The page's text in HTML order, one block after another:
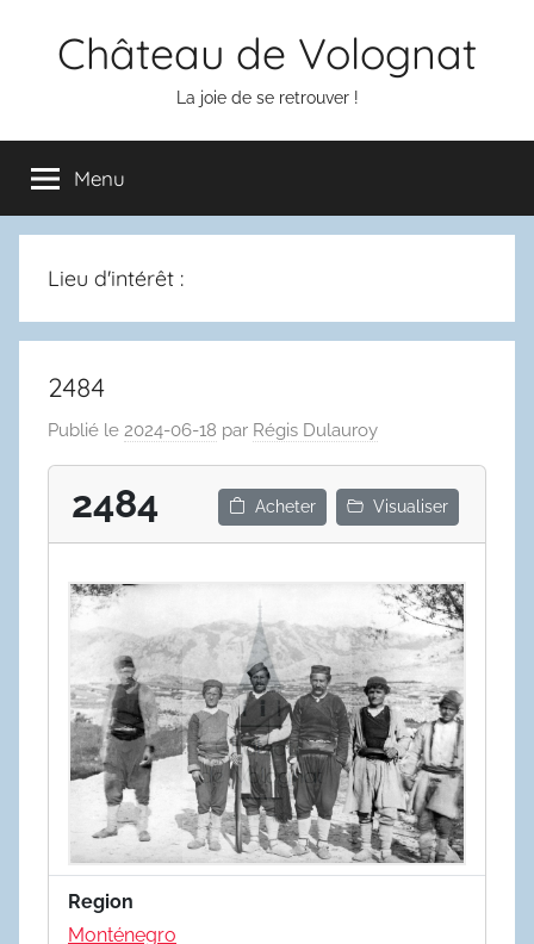
Château de Volognat
La joie de se retrouver !
Menu
Lieu d'intérêt :
2484
Publié le 2024-06-18 par Régis Dulauroy
2484 Acheter Visualiser
Region
Monténegro